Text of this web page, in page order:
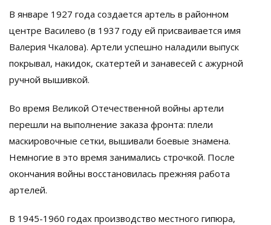
В январе 1927 года создается артель в районном
центре Василево (в 1937 году ей присваивается имя
Валерия Чкалова). Артели успешно наладили выпуск
покрывал, накидок, скатертей и занавесей с ажурной
ручной вышивкой.
Во время Великой Отечественной войны артели
перешли на выполнение заказа фронта: плели
маскировочные сетки, вышивали боевые знамена.
Немногие в это время занимались строчкой. После
окончания войны восстановилась прежняя работа
артелей.
В 1945-1960 годах производство местного гипюра,